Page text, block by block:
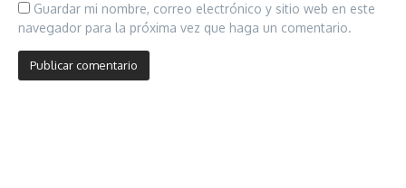
Guardar mi nombre, correo electrónico y sitio web en este
navegador para la próxima vez que haga un comentario.